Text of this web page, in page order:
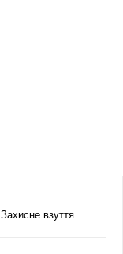
Захисне взуття